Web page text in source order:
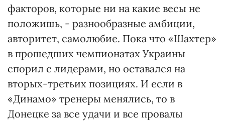
факторов, которые ни на какие весы не
положишь, - разнообразные амбиции,
авторитет, самолюбие. Пока что «Шахтер»
в прошедших чемпионатах Украины
спорил с лидерами, но оставался на
вторых-третьих позициях. И если в
«Динамо» тренеры менялись, то в
Донецке за все удачи и все провалы